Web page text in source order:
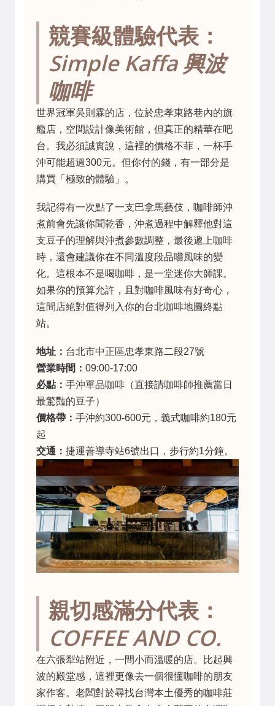
競賽級體驗代表：
Simple Kaffa 興波
咖啡
世界冠軍吳則霖的店，位於忠孝東路巷內的旗
艦店，空間設計像美術館，但真正的精華在吧
台。我必須誠實說，這裡的價格不菲，一杯手
沖可能超過300元。但你付的錢，有一部分是
購買「極致的體驗」。
我記得有一次點了一支巴拿馬藝伎，咖啡師沖
煮前會先讓你聞乾香，沖煮過程中解釋他對這
支豆子的理解與沖煮參數調整，最後遞上咖啡
時，還會建議你在不同溫度段品嚐風味的變
化。這根本不是喝咖啡，是一堂迷你大師課。
如果你的預算允許，且對咖啡風味有好奇心，
這間店絕對值得列入你的台北咖啡地圖終點
站。
地址： 台北市中正區忠孝東路二段27號
營業時間： 09:00-17:00
必點： 手沖單品咖啡（直接請咖啡師推薦當日
最驚豔的豆子）
價格帶： 手沖約300-600元，義式咖啡約180元
起
交通： 捷運善導寺站6號出口，步行約1分鐘。
親切感滿分代表：
COFFEE AND CO.
在六張犁站附近，一間小而溫暖的店。比起興
波的殿堂感，這裡更像去一個很懂咖啡的朋友
家作客。老闆對於尋找台灣本土優秀的咖啡莊